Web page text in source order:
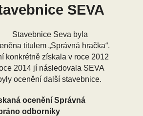
SEVA
Stavebnice Seva byla
titulem „Správná hračka“.
konkrétně získala v roce 2012
2014 jí následovala SEVA
ocenění další stavebnice.
ocenění Správná
odborníky